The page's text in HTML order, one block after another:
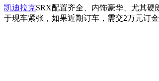
凯迪拉克SRX配置齐全、内饰豪华、尤其
于现车紧张，如果近期订车，需交2万元订